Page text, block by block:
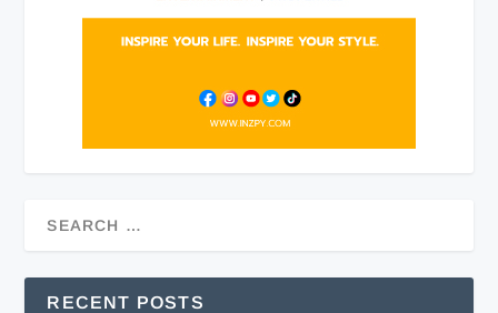
RECENT POSTS